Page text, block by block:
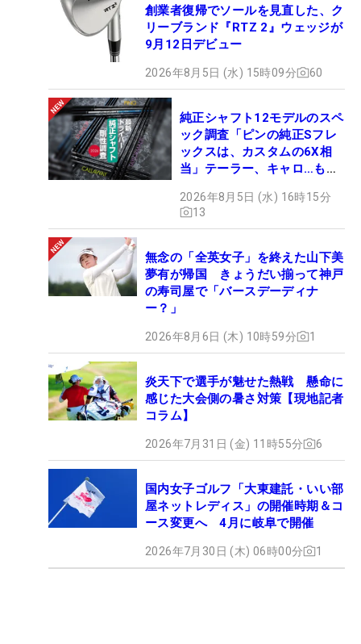
創業者復帰でソールを見直した、ク
リーブランド『RTZ 2』ウェッジが
9月12日デビュー
2026年8月5日 (水) 15時09分 60
純正シャフト12モデルのスペ
ック調査「ピンの純正Sフレ
ックスは、カスタムの6X相
当」テーラー、キャロ…もチ
2026年8月5日 (水) 16時15分
13
無念の「全英女子」を終えた山下美
夢有が帰国 きょうだい揃って神戸
の寿司屋で「バースデーディナ
ー？」
2026年8月6日 (木) 10時59分 1
炎天下で選手が魅せた熱戦 懸命に
感じた大会側の暑さ対策【現地記者
コラム】
2026年7月31日 (金) 11時55分 6
国内女子ゴルフ「大東建託・いい部
屋ネットレディス」の開催時期＆コ
ース変更へ 4月に岐阜で開催
2026年7月30日 (木) 06時00分 1